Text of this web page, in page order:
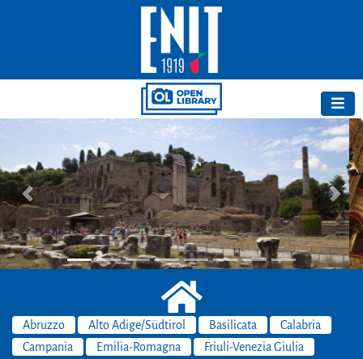
Previous Next
Abruzzo Alto Adige/Südtirol Basilicata
Calabria
Campania
Emilia-Romagna
Friuli-Venezia Giulia